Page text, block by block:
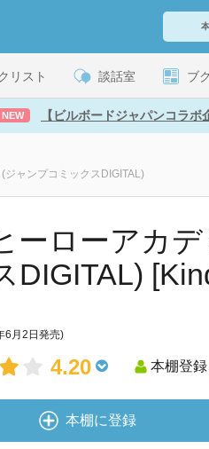
リスト 談話室 ブ
NEW 【ビルボードジャパンコラ
ャンプコミックスDIGITAL)
ーローアカ
DIGITAL)
6月2日発売)
4.20 本棚登録
本棚に登録